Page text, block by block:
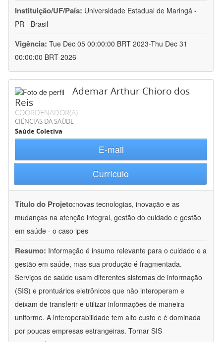
Instituição/UF/País: Universidade Estadual de Maringá -
PR - Brasil
Vigência: Tue Dec 05 00:00:00 BRT 2023-Thu Dec 31
00:00:00 BRT 2026
Ademar Arthur Chioro dos
Reis
COORDENADOR(A)
CIÊNCIAS DA SAÚDE
Saúde Coletiva
E-mail
Currículo
Título do Projeto:novas tecnologias, inovação e as
mudanças na atenção integral, gestão do cuidado e gestão
em saúde - o caso ipes
Resumo: Informação é insumo relevante para o cuidado e a
gestão em saúde, mas sua produção é fragmentada.
Serviços de saúde usam diferentes sistemas de informação
(SIS) e prontuários eletrônicos que não interoperam e
deixam de transferir e utilizar informações de maneira
uniforme. A interoperabilidade tem alto custo e é dominada
por poucas empresas estrangeiras. Tornar SIS